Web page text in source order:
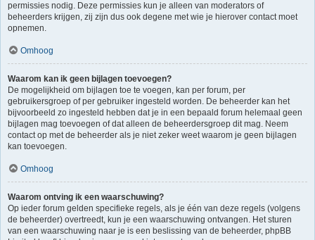
permissies nodig. Deze permissies kun je alleen van moderators of
beheerders krijgen, zij zijn dus ook degene met wie je hierover contact moet
opnemen.
Omhoog
Waarom kan ik geen bijlagen toevoegen?
De mogelijkheid om bijlagen toe te voegen, kan per forum, per
gebruikersgroep of per gebruiker ingesteld worden. De beheerder kan het
bijvoorbeeld zo ingesteld hebben dat je in een bepaald forum helemaal geen
bijlagen mag toevoegen of dat alleen de beheerdersgroep dit mag. Neem
contact op met de beheerder als je niet zeker weet waarom je geen bijlagen
kan toevoegen.
Omhoog
Waarom ontving ik een waarschuwing?
Op ieder forum gelden specifieke regels, als je één van deze regels (volgens
de beheerder) overtreedt, kun je een waarschuwing ontvangen. Het sturen
van een waarschuwing naar je is een beslissing van de beheerder, phpBB